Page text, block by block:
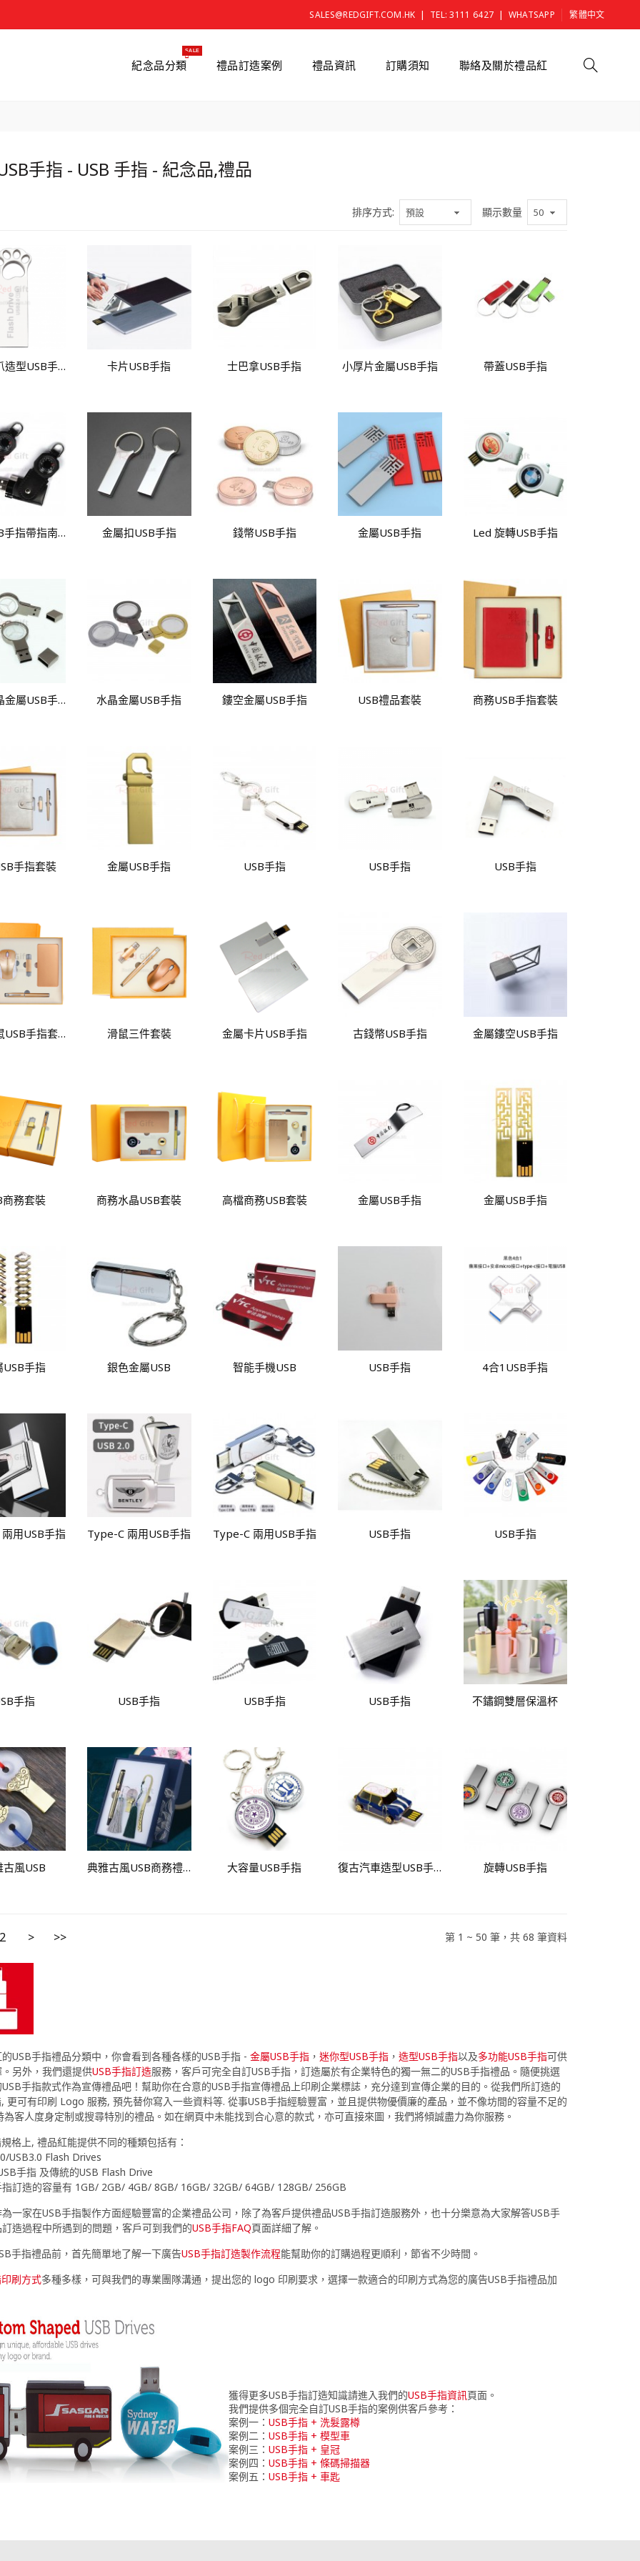
SALES@REDGIFT.COM.HK | TEL: 3111 6427 | WHATSAPP 繁體中文
紀念品分類
SALE
禮品訂造案例 禮品資訊 訂購須知 聯絡及關於禮品紅
手指 - USB 手指 - 紀念品,禮品
排序方式: 顯示數量
金屬貓爪造型USB手指 卡片USB手指 士巴拿USB手指 小厚片金屬USB手指 帶蓋USB手指
皮製USB手指帶指南針 金屬扣USB手指 錢幣USB手指 金屬USB手指 Led 旋轉USB手指
匙圈水晶金屬USB手指 水晶金屬USB手指 鏤空金屬USB手指 USB禮品套裝 商務USB手指套裝
手指套裝 金屬USB手指 USB手指 USB手指 USB手指
商務滑鼠USB手指套裝 滑鼠三件套裝 金屬卡片USB手指 古錢幣USB手指 金屬鏤空USB手指
商務套裝 商務水晶USB套裝 高檔商務USB套裝 金屬USB手指 金屬USB手指
USB手指 銀色金屬USB 智能手機USB USB手指 4合1USB手指
用USB手指 Type-C 兩用USB手指 Type-C 兩用USB手指 USB手指 USB手指
手指 USB手指 USB手指 USB手指 不鏽鋼雙層保溫杯
古風USB 典雅古風USB商務禮品套裝 大容量USB手指 復古汽車造型USB手指 旋轉USB手指
2 > >> 第 1 ~ 50 筆，共 68 筆資料
USB手指禮品分類中，你會看到各種各樣的USB手指 - 金屬USB手指， 迷你型USB手指， 造型USB手指以及多功能USB手指可供
另外，我們還提供USB手指訂造服務，客戶可完全自訂USB手指，訂造屬於有企業特色的獨一無二的USB手指禮品。隨便挑選
手指款式作為宣傳禮品吧！幫助你在合意的USB手指宣傳禮品上印刷企業標誌，充分達到宣傳企業的目的。從我們所訂造的
更可有印刷 Logo 服務, 預先替你寫入一些資料等. 從事USB手指經驗豐富，並且提供物優價廉的產品，並不像坊間的容量不足的
為客人度身定制或搜尋特別的禮品。如在網頁中未能找到合心意的款式，亦可直接來圖，我們將傾誠盡力為你服務。
格上, 禮品紅能提供不同的種類包括有：
USB3.0 Flash Drives
手指 及傳統的USB Flash Drive
指訂造的容量有 1GB/ 2GB/ 4GB/ 8GB/ 16GB/ 32GB/ 64GB/ 128GB/ 256GB
一家在USB手指製作方面經驗豐富的企業禮品公司，除了為客戶提供禮品USB手指訂造服務外，也十分樂意為大家解答USB手
造過程中所遇到的問題，客戶可到我們的USB手指FAQ頁面詳細了解。
手指禮品前，首先簡單地了解一下廣告USB手指訂造製作流程能幫助你的訂購過程更順利，節省不少時間。
刷方式多種多樣，可與我們的專業團隊溝通，提出您的 logo 印刷要求，選擇一款適合的印刷方式為您的廣告USB手指禮品加
獲得更多USB手指訂造知識請進入我們的USB手指資訊頁面。
我們提供多個完全自訂USB手指的案例供客戶參考：
案例一： USB手指 + 洗髮露樽
案例二： USB手指 + 模型車
案例三： USB手指 + 皇冠
案例四： USB手指 + 條碼掃描器
案例五： USB手指 + 車匙